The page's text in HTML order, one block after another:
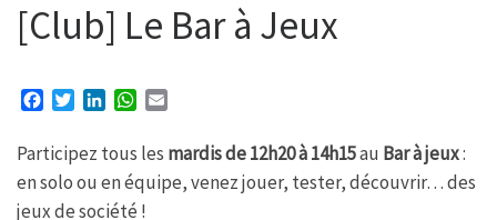
[Club] Le Bar à Jeux
c
e
b
o
i
t
t
e
n
k
e
d
W
a
t
s
A
a
i
l
Participez tous les mardis de 12h20 à 14h15au Bar à jeux:
en solo ou en équipe, venez jouer, tester, découvrir… des
jeux de société !